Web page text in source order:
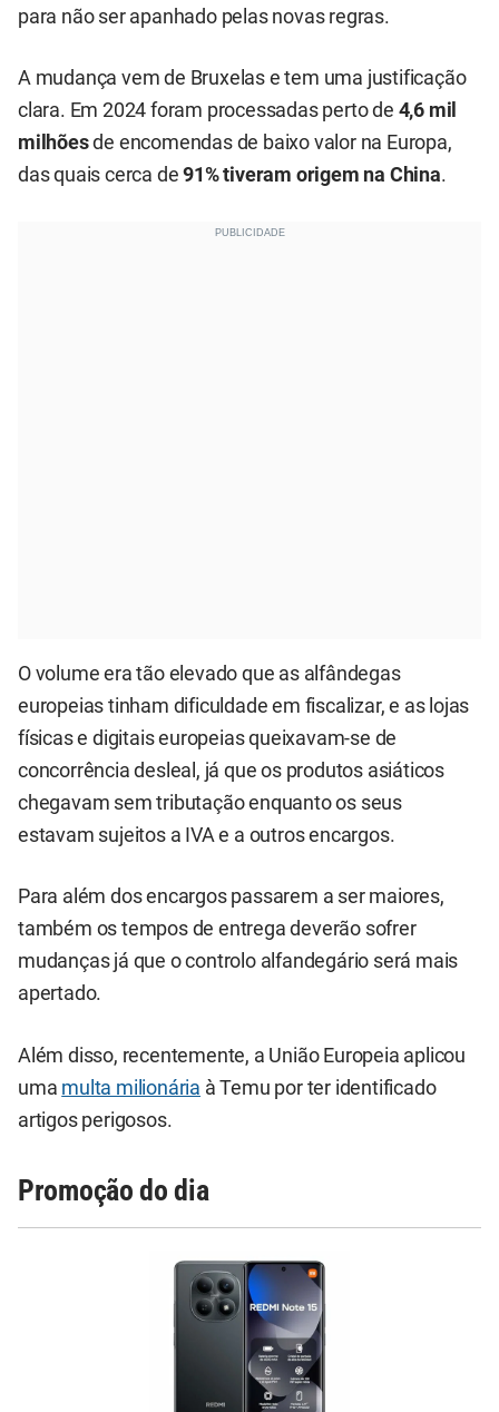
para não ser apanhado pelas novas regras.
A mudança vem de Bruxelas e tem uma justificação
clara. Em 2024 foram processadas perto de 4,6 mil
milhõesde encomendas de baixo valor na Europa,
das quais cerca de91% tiveram origem na China.
O volume era tão elevado que as alfândegas
europeias tinham dificuldade em fiscalizar, e as lojas
físicas e digitais europeias queixavam-se de
concorrência desleal, já que os produtos asiáticos
chegavam sem tributação enquanto os seus
estavam sujeitos a IVA e a outros encargos.
Para além dos encargos passarem a ser maiores,
também os tempos de entrega deverão sofrer
mudanças já que o controlo alfandegário será mais
apertado.
Além disso, recentemente, a União Europeia aplicou
uma multa milionária à Temu por ter identificado
artigos perigosos.
Promoção do dia